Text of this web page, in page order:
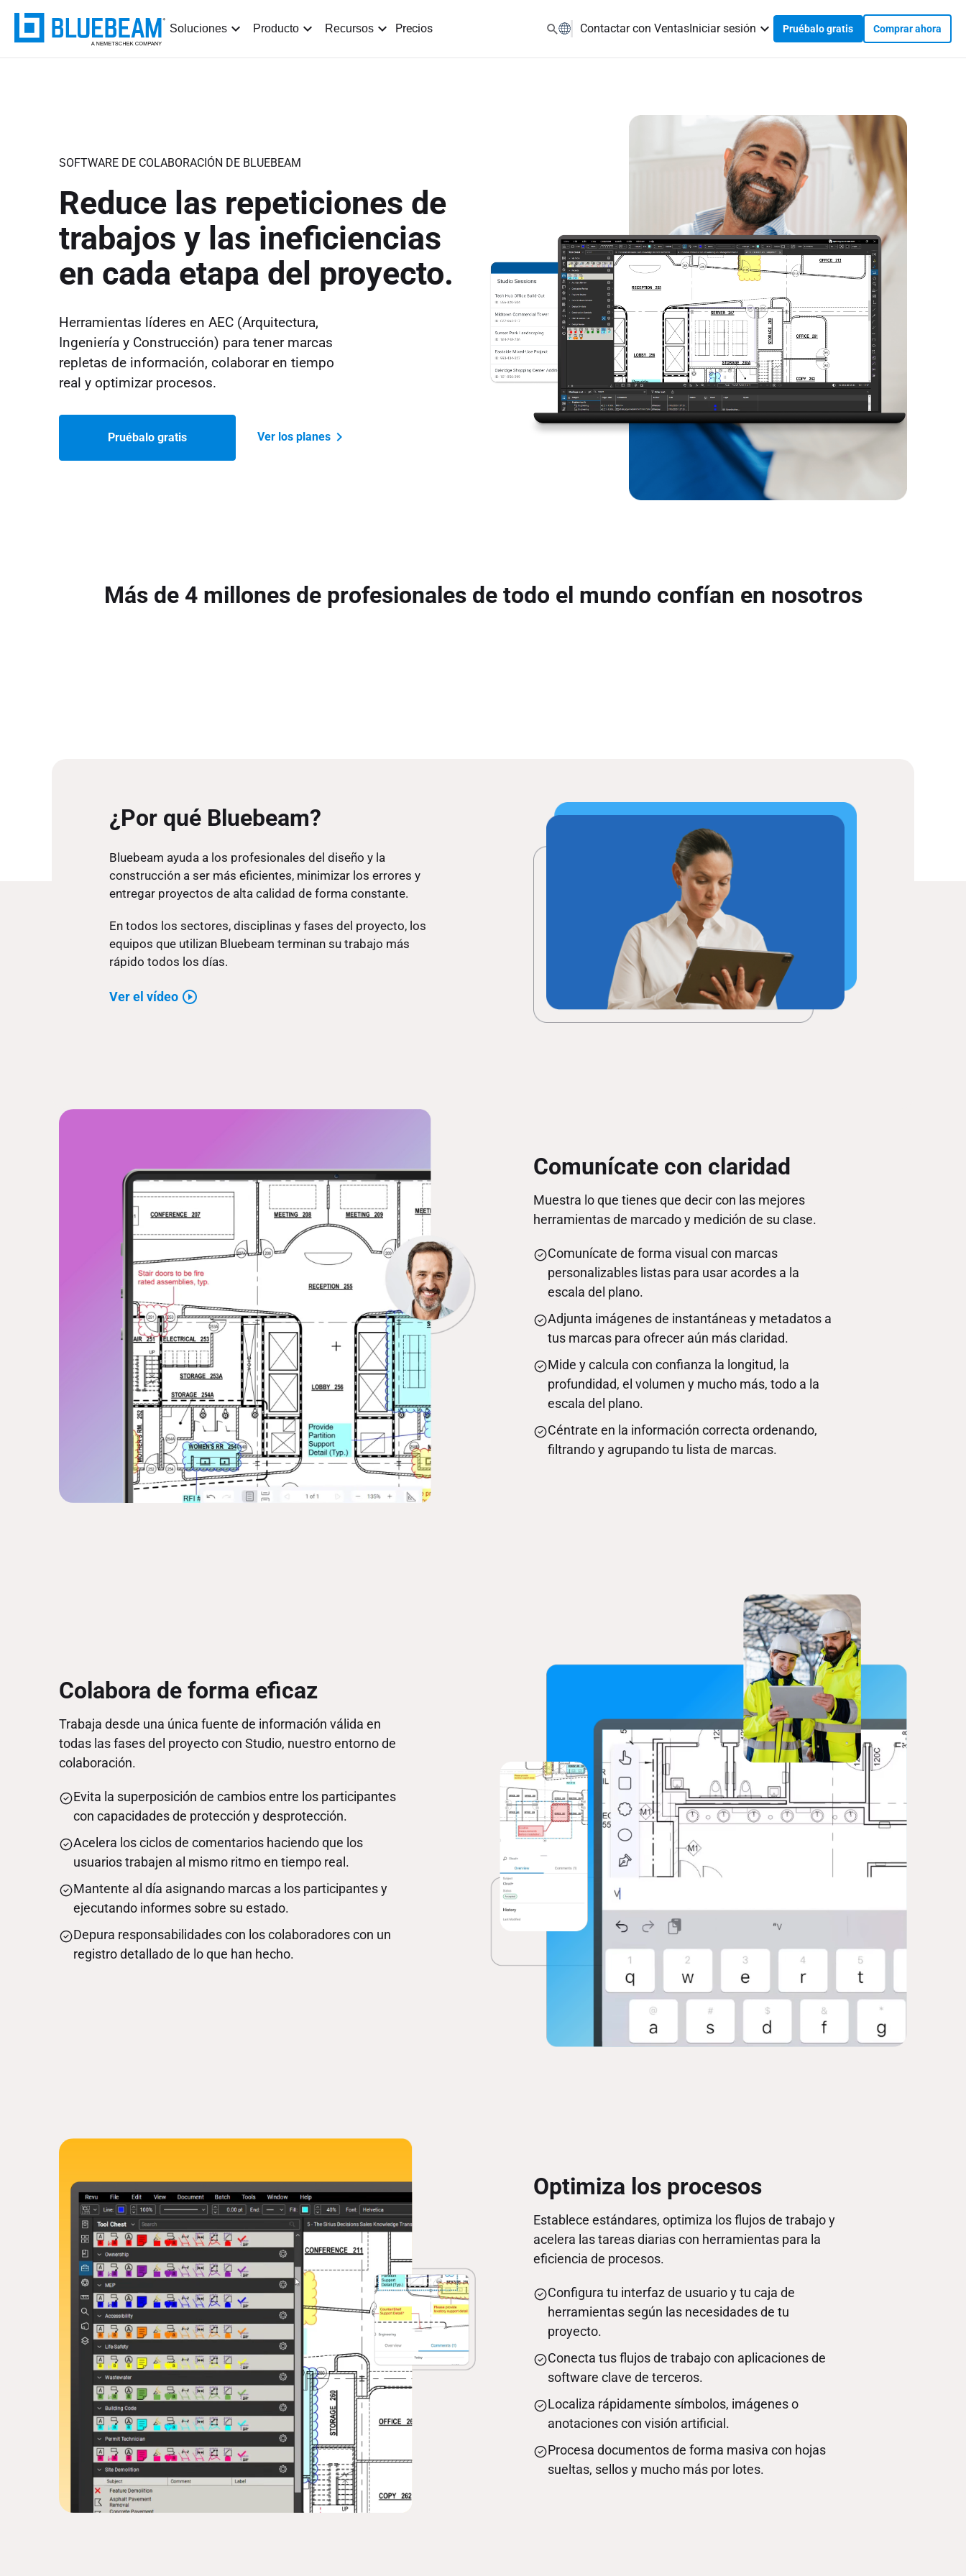
Soluciones Producto Recursos Precios Contactar con VentasIniciar sesión Pruébalo gratis Comprar ahora
SOFTWARE DE COLABORACIÓN DE BLUEBEAM
Reduce las repeticiones de
trabajos y las ineficiencias
en cada etapa del proyecto.
Herramientas líderes en AEC (Arquitectura,
Ingeniería y Construcción) para tener marcas
repletas de información, colaborar en tiempo
real y optimizar procesos.
Pruébalo gratis Ver los planes
Más de 4 millones de profesionales de todo el mundo confían en nosotros
¿Por qué Bluebeam?
Bluebeam ayuda a los profesionales del diseño y la
construcción a ser más eficientes, minimizar los errores y
entregar proyectos de alta calidad de forma constante.
En todos los sectores, disciplinas y fases del proyecto, los
equipos que utilizan Bluebeam terminan su trabajo más
rápido todos los días.
Ver el vídeo
Comunícate con claridad
Muestra lo que tienes que decir con las mejores
herramientas de marcado y medición de su clase.
Comunícate de forma visual con marcas
personalizables listas para usar acordes a la
escala del plano.
Adjunta imágenes de instantáneas y metadatos a
tus marcas para ofrecer aún más claridad.
Mide y calcula con confianza la longitud, la
profundidad, el volumen y mucho más, todo a la
escala del plano.
Céntrate en la información correcta ordenando,
filtrando y agrupando tu lista de marcas.
Colabora de forma eficaz
Trabaja desde una única fuente de información válida en
todas las fases del proyecto con Studio, nuestro entorno de
colaboración.
Evita la superposición de cambios entre los participantes
con capacidades de protección y desprotección.
Acelera los ciclos de comentarios haciendo que los
usuarios trabajen al mismo ritmo en tiempo real.
Mantente al día asignando marcas a los participantes y
ejecutando informes sobre su estado.
Depura responsabilidades con los colaboradores con un
registro detallado de lo que han hecho.
Optimiza los procesos
Establece estándares, optimiza los flujos de trabajo y
acelera las tareas diarias con herramientas para la
eficiencia de procesos.
Configura tu interfaz de usuario y tu caja de
herramientas según las necesidades de tu
proyecto.
Conecta tus flujos de trabajo con aplicaciones de
software clave de terceros.
Localiza rápidamente símbolos, imágenes o
anotaciones con visión artificial.
Procesa documentos de forma masiva con hojas
sueltas, sellos y mucho más por lotes.